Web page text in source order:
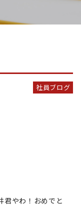
社員ブログ
君やわ！おめでと